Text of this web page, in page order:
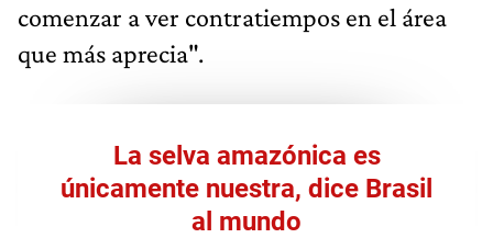
comenzar a ver contratiempos en el área
que más aprecia".
La selva amazónica es
únicamente nuestra, dice Brasil
al mundo